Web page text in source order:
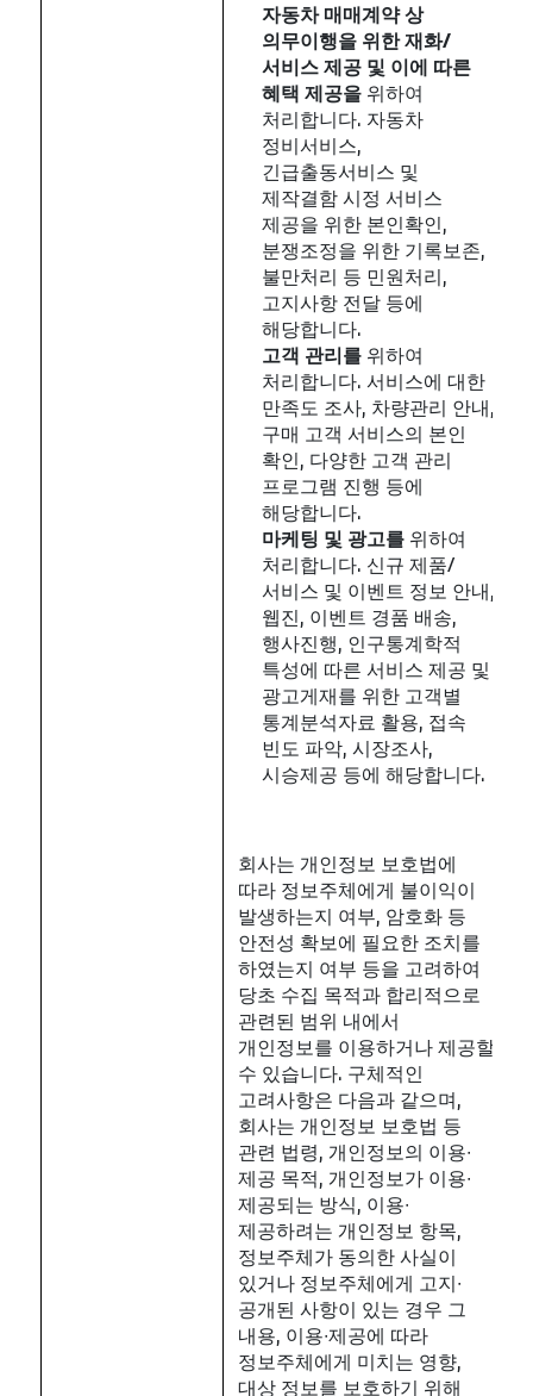
자동차 매매계약 상
의무이행을 위한 재화/
서비스 제공 및 이에 따른
혜택 제공을 위하여
처리합니다. 자동차
정비서비스,
긴급출동서비스 및
제작결함 시정 서비스
제공을 위한 본인확인,
분쟁조정을 위한 기록보존,
불만처리 등 민원처리,
고지사항 전달 등에
해당합니다.
고객 관리를위하여
처리합니다. 서비스에 대한
만족도 조사, 차량관리 안내,
구매 고객 서비스의 본인
확인, 다양한 고객 관리
프로그램 진행 등에
해당합니다.
마케팅 및 광고를위하여
처리합니다. 신규 제품/
서비스 및 이벤트 정보 안내,
웹진, 이벤트 경품 배송,
행사진행, 인구통계학적
특성에 따른 서비스 제공 및
광고게재를 위한 고객별
통계분석자료 활용, 접속
빈도 파악, 시장조사,
시승제공 등에 해당합니다.
회사는 개인정보 보호법에
따라 정보주체에게 불이익이
발생하는지 여부, 암호화 등
안전성 확보에 필요한 조치를
하였는지 여부 등을 고려하여
당초 수집 목적과 합리적으로
관련된 범위 내에서
개인정보를 이용하거나 제공할
수 있습니다. 구체적인
고려사항은 다음과 같으며,
회사는 개인정보 보호법 등
관련 법령, 개인정보의 이용∙
제공 목적, 개인정보가 이용∙
제공되는 방식, 이용∙
제공하려는 개인정보 항목,
정보주체가 동의한 사실이
있거나 정보주체에게 고지∙
공개된 사항이 있는 경우 그
내용, 이용∙제공에 따라
정보주체에게 미치는 영향,
대상 정보를 보호하기 위해